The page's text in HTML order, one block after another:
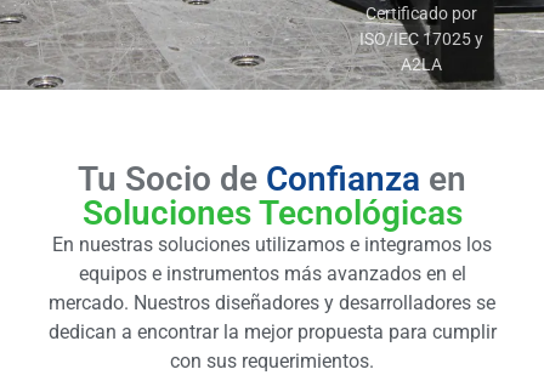
Certificado por
ISO/IEC 17025 y
A2LA
Tu Socio de Confianza en
Soluciones Tecnológicas
En nuestras soluciones utilizamos e integramos los
equipos e instrumentos más avanzados en el
mercado. Nuestros diseñadores y desarrolladores se
dedican a encontrar la mejor propuesta para cumplir
con sus requerimientos.